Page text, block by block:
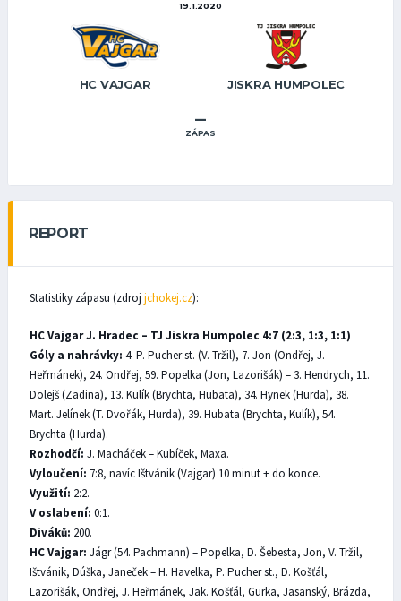
19.1.2020
HC VAJGAR JISKRA HUMPOLEC
–
ZÁPAS
REPORT
Statistiky zápasu (zdroj jchokej.cz):
HC Vajgar J. Hradec – TJ Jiskra Humpolec 4:7 (2:3, 1:3, 1:1)
Góly a nahrávky: 4. P. Pucher st. (V. Tržil), 7. Jon (Ondřej, J.
Heřmánek), 24. Ondřej, 59. Popelka (Jon, Lazorišák) – 3. Hendrych, 11.
Dolejš (Zadina), 13. Kulík (Brychta, Hubata), 34. Hynek (Hurda), 38.
Mart. Jelínek (T. Dvořák, Hurda), 39. Hubata (Brychta, Kulík), 54.
Brychta (Hurda).
Rozhodčí: J. Macháček – Kubíček, Maxa.
Vyloučení: 7:8, navíc Ištvánik (Vajgar) 10 minut + do konce.
Využití: 2:2.
V oslabení: 0:1.
Diváků: 200.
HC Vajgar: Jágr (54. Pachmann) – Popelka, D. Šebesta, Jon, V. Tržil,
Ištvánik, Dúška, Janeček – H. Havelka, P. Pucher st., D. Košťál,
Lazorišák, Ondřej, J. Heřmánek, Jak. Košťál, Gurka, Jasanský, Brázda,